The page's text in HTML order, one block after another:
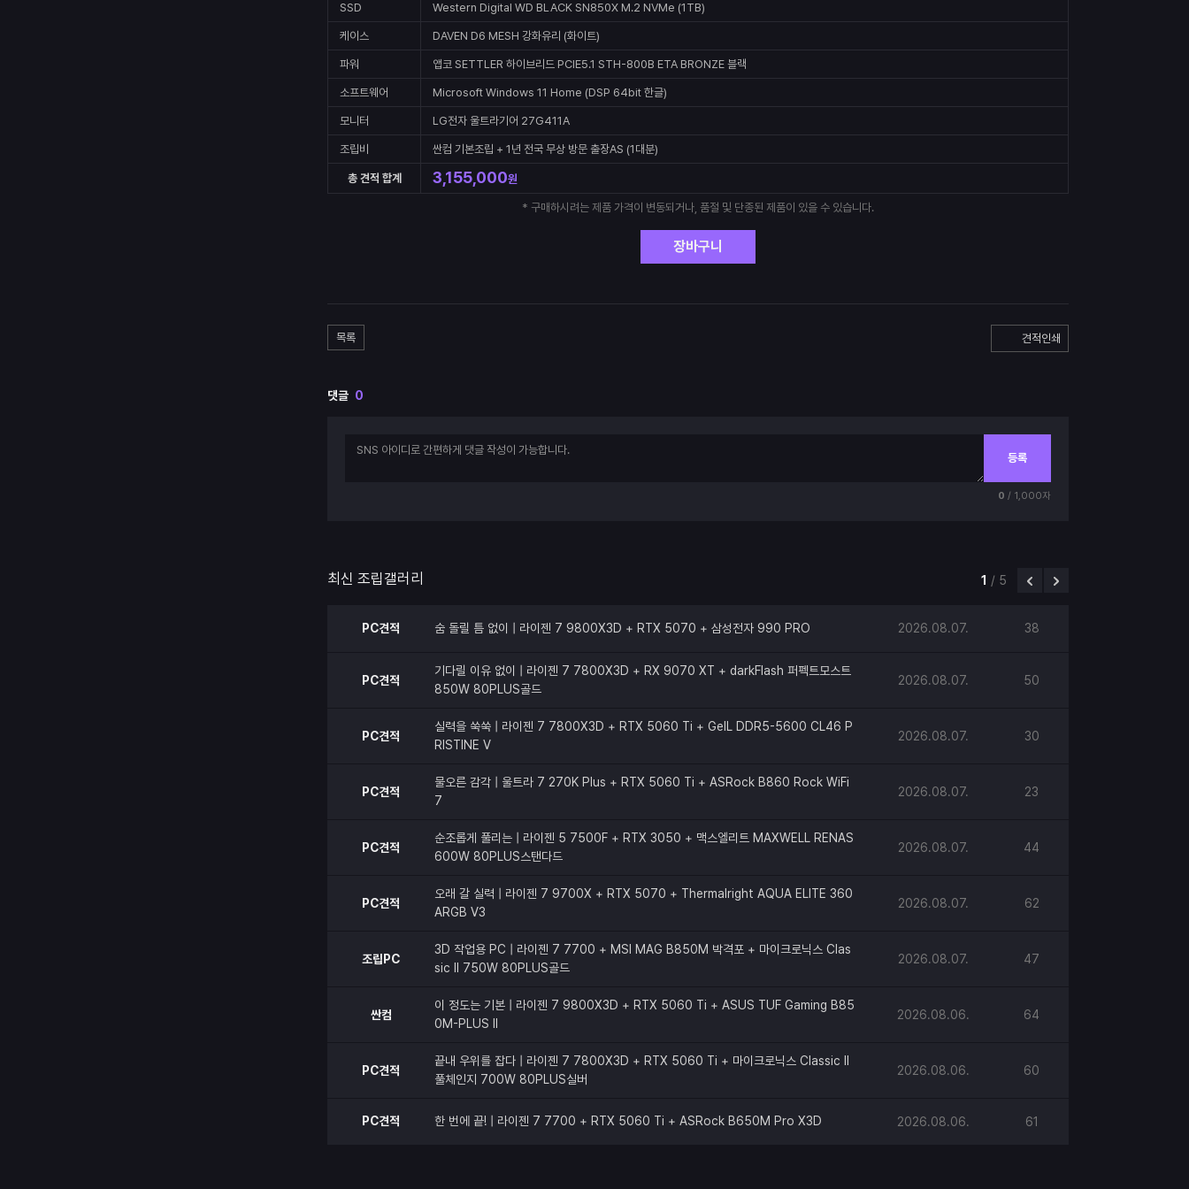
SSD Western Digital WD BLACK SN850X M.2 NVMe (1TB)
케이스 DAVEN D6 MESH 강화유리 (화이트)
파워 앱코 SETTLER 하이브리드 PCIE5.1 STH-800B ETA BRONZE 블랙
소프트웨어 Microsoft Windows 11 Home (DSP 64bit 한글)
모니터 LG전자 울트라기어 27G411A
조립비 싼컴 기본조립 + 1년 전국 무상 방문 출장AS (1대분)
총 견적 합계 3,155,000원
* 구매하시려는 제품 가격이 변동되거나, 품절 및 단종된 제품이 있을 수 있습니다.
장바구니
목록 견적인쇄
댓글 0
등록
0 / 1,000자
최신 조립갤러리 1 / 5
PC견적 숨 돌릴 틈 없이 | 라이젠 7 9800X3D + RTX 5070 + 삼성전자 990 PRO 2026.08.07. 38
PC견적
기다릴 이유 없이 | 라이젠 7 7800X3D + RX 9070 XT + darkFlash 퍼펙트모스트
850W 80PLUS골드
2026.08.07. 50
PC견적
실력을 쑥쑥 | 라이젠 7 7800X3D + RTX 5060 Ti + GeIL DDR5-5600 CL46 P
RISTINE V
2026.08.07. 30
PC견적
물오른 감각 | 울트라 7 270K Plus + RTX 5060 Ti + ASRock B860 Rock WiFi
7
2026.08.07. 23
PC견적
순조롭게 풀리는 | 라이젠 5 7500F + RTX 3050 + 맥스엘리트 MAXWELL RENAS
600W 80PLUS스탠다드
2026.08.07. 44
PC견적
오래 갈 실력 | 라이젠 7 9700X + RTX 5070 + Thermalright AQUA ELITE 360
ARGB V3
2026.08.07. 62
조립PC
3D 작업용 PC | 라이젠 7 7700 + MSI MAG B850M 박격포 + 마이크로닉스 Clas
sic II 750W 80PLUS골드
2026.08.07. 47
싼컴
이 정도는 기본 | 라이젠 7 9800X3D + RTX 5060 Ti + ASUS TUF Gaming B85
0M-PLUS II
2026.08.06. 64
PC견적
끝내 우위를 잡다 | 라이젠 7 7800X3D + RTX 5060 Ti + 마이크로닉스 Classic II
풀체인지 700W 80PLUS실버
2026.08.06. 60
PC견적 한 번에 끝! | 라이젠 7 7700 + RTX 5060 Ti + ASRock B650M Pro X3D 2026.08.06. 61